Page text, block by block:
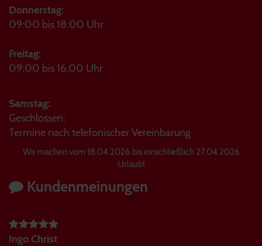
Donnerstag:
09:00 bis 18:00 Uhr
Freitag:
09:00 bis 16:00 Uhr
Samstag:
Geschlossen:
Termine nach telefonischer Vereinbarung
Wir machen vom 18.04.2026 bis einschließlich 27.04.2026
Urlaub!
Kundenmeinungen
Ingo Christ